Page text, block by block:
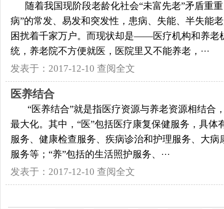
随着我国现阶段老龄化社会“未富先老”矛盾重
病”的常发、易发和突发性，患病、失能、半失能
困扰着千家万户。而现状却是——医疗机构和养老
统，养老院不方便就医，医院里又不能养老，···
发表于：2017-12-10 查阅全文
医养结合
“医养结合”就是指医疗资源与养老资源相结合
最大化。其中，“医”包括医疗康复保健服务，具体
服务、健康检查服务、疾病诊治和护理服务、大病
服务等；“养”包括的生活照护服务、···
发表于：2017-12-10 查阅全文